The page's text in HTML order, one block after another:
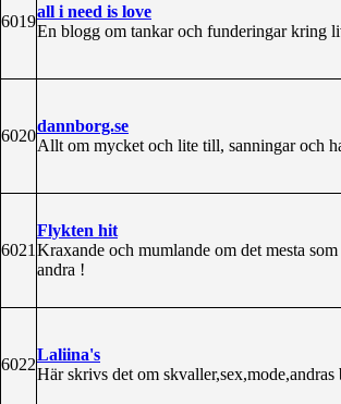
6019
all i need is love
En blogg om tankar och funderingar kring
6020
dannborg.se
Allt om mycket och lite till, sanningar och
6021
Flykten hit
Kraxande och mumlande om det mesta
andra !
6022
Laliina's
Här skrivs det om